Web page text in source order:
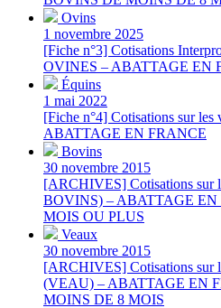
Ovins
1 novembre 2025
[Fiche n°3] Cotisations
OVINES – ABATTAGE EN
Équins
1 mai 2022
[Fiche n°4] Cotisations sur
ABATTAGE EN FRANCE
Bovins
30 novembre 2015
[ARCHIVES] Cotisations sur
BOVINS) – ABATTAGE
MOIS OU PLUS
Veaux
30 novembre 2015
[ARCHIVES] Cotisations sur
(VEAU) – ABATTAGE EN
MOINS DE 8 MOIS